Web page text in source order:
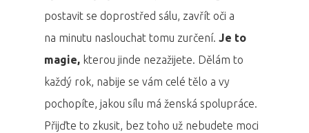
postavit se doprostřed sálu, zavřít oči a
na minutu naslouchat tomu zurčení. Je to
magie, kterou jinde nezažijete. Dělám to
každý rok, nabije se vám celé tělo a vy
pochopíte, jakou sílu má ženská spolupráce.
Přijďte to zkusit, bez toho už nebudete moci